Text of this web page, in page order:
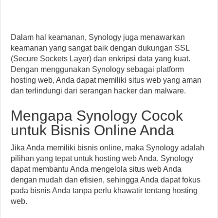
Dalam hal keamanan, Synology juga menawarkan
keamanan yang sangat baik dengan dukungan SSL
(Secure Sockets Layer) dan enkripsi data yang kuat.
Dengan menggunakan Synology sebagai platform
hosting web, Anda dapat memiliki situs web yang aman
dan terlindungi dari serangan hacker dan malware.
Mengapa Synology Cocok
untuk Bisnis Online Anda
Jika Anda memiliki bisnis online, maka Synology adalah
pilihan yang tepat untuk hosting web Anda. Synology
dapat membantu Anda mengelola situs web Anda
dengan mudah dan efisien, sehingga Anda dapat fokus
pada bisnis Anda tanpa perlu khawatir tentang hosting
web.